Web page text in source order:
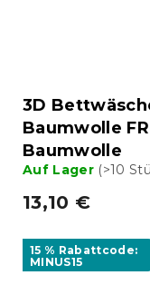
3D
Baumwolle
Baumwolle
Auf Lager (>10
13,10 €
15 % Rabattcode:
MINUS15